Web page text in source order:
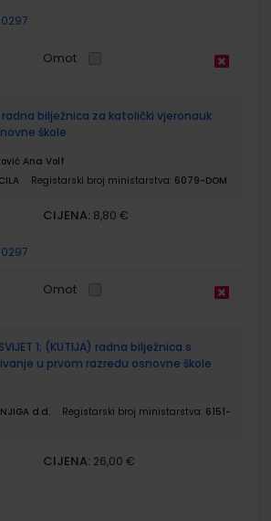
Omot
radna bilježnica za katolički vjeronauk
škole
Ana Volf
Registarski broj ministarstva: 6079-DOM
CIJENA: 8,80 €
Omot
SVIJET 1; (KUTIJA) radna bilježnica s
u prvom razredu osnovne škole
d.d. Registarski broj ministarstva: 6151-
CIJENA: 26,00 €